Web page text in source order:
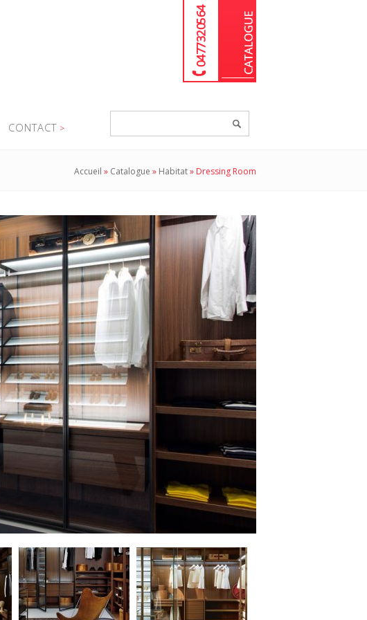
04 77 32 05 64
CONTACT
Accueil » Catalogue » Habitat» Dressing Room